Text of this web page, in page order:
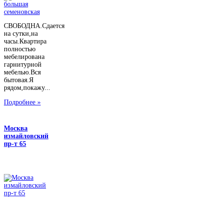
СВОБОДНА.Сдается
на сутки,на
часы.Квартира
полностью
мебелирована
гарнитурной
мебелью.Вся
бытовая.Я
рядом,покажу...
Подробнее »
Москва
измайловский
пр-т 65